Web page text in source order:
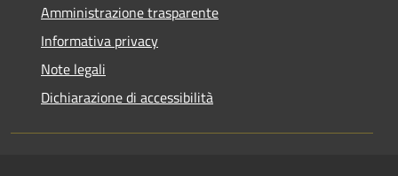
Amministrazione trasparente
Informativa privacy
Note legali
Dichiarazione di accessibilità